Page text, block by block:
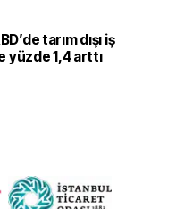
tarım dışı iş
1,4 arttı